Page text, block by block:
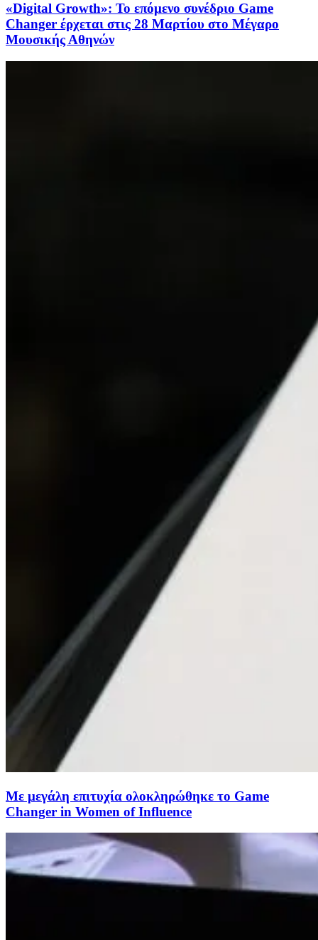
«Digital Growth»: Το επόμενο συνέδριο Game
Changer έρχεται στις 28 Μαρτίου στο Μέγαρο
Μουσικής Αθηνών
Με μεγάλη επιτυχία ολοκληρώθηκε το Game
Changer in Women of Influence